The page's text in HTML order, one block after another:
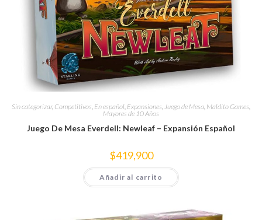
Sin categorizar, Competitivos, En español, Expansiones,Juego de Mesa, Maldito Games,
Mayores de 10 Años
Juego De Mesa Everdell: Newleaf – Expansión Español
$419,900
Añadir al carrito